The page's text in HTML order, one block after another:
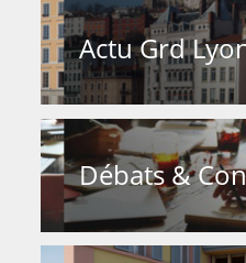
Actu Grd
Débats &